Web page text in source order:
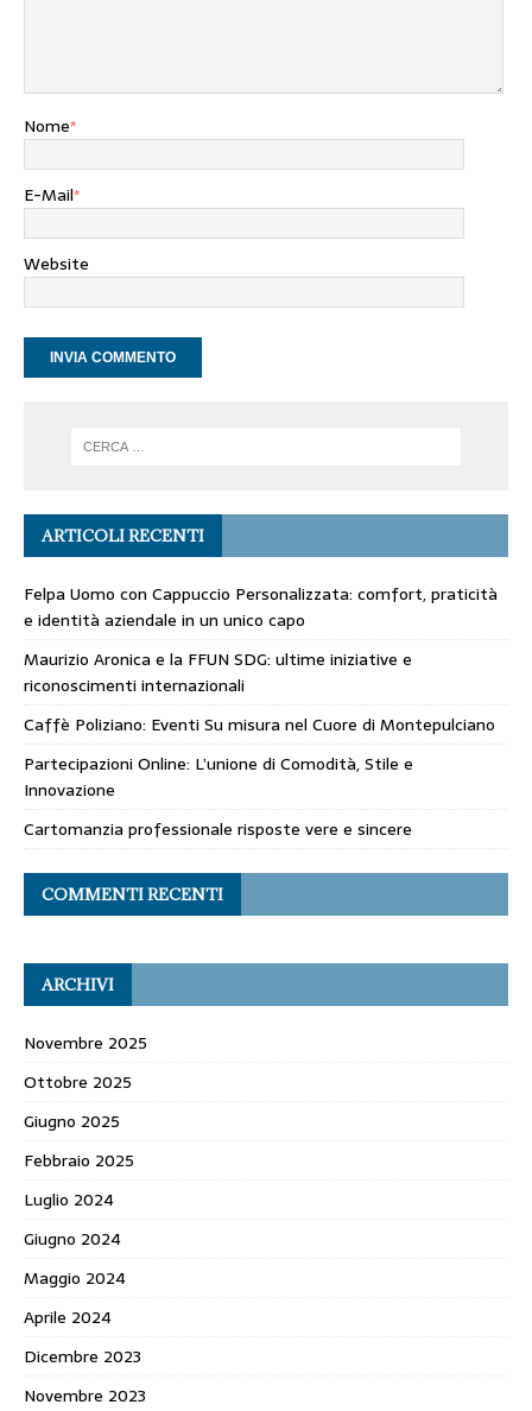
Nome*
E-Mail*
Website
ARTICOLI RECENTI
Felpa Uomo con Cappuccio Personalizzata: comfort, praticità
e identità aziendale in un unico capo
Maurizio Aronica e la FFUN SDG: ultime iniziative e
riconoscimenti internazionali
Caffè Poliziano: Eventi Su misura nel Cuore di Montepulciano
Partecipazioni Online: L’unione di Comodità, Stile e
Innovazione
Cartomanzia professionale risposte vere e sincere
COMMENTI RECENTI
ARCHIVI
Novembre 2025
Ottobre 2025
Giugno 2025
Febbraio 2025
Luglio 2024
Giugno 2024
Maggio 2024
Aprile 2024
Dicembre 2023
Novembre 2023